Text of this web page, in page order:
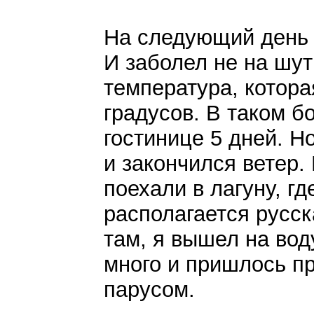
На следующий день
И заболел не на
температура,
градусов. В таком
гостинице 5 дней.
и закончился
поехали в лагуну,
располагается
там, я вышел на
много и пришлось
парусом.